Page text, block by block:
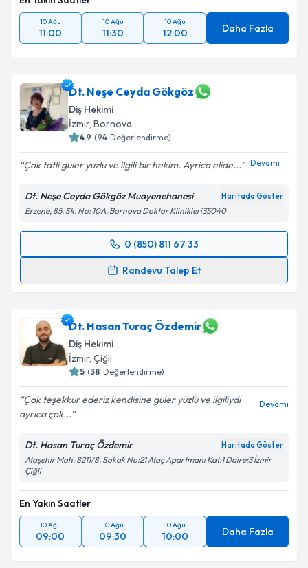
Takvim Talebini Gönder
10 Ağu
11:00
10 Ağu
11:30
10 Ağu
12:00 Daha Fazla
Dt. Neşe Ceyda Gökgöz
Diş Hekimi
İzmir, Bornova
4.9 (94 Değerlendirme)
Çok tatli guler yuzlu ve ilgili bir hekim. Ayrica elide... Devamı
Dt. Neşe Ceyda Gökgöz Muayenehanesi Haritada Göster
Erzene, 85. Sk. No: 10A, Bornova Doktor Klinikleri35040
0 (850) 811 67 33
Randevu Talep Et
Randevu Takvimi Talebi
takvim hazırlandığında e-posta ile bilgilendireceğiz.
E-posta Adresiniz
Kişisel verilerimin işlenmesine ilişkin
kapsamda işlenmesini kabul ediyorum.
Takvim Talebini Gönder
Dt. Hasan Turaç Özdemir
Diş Hekimi
İzmir, Çiğli
5 (38 Değerlendirme)
Çok teşekkür ederiz kendisine güler yüzlü ve ilgiliydi
ayrıca çok...
Devamı
Dt. Hasan Turaç Özdemir Haritada Göster
Ataşehir Mah. 8211/8. Sokak No:21 Ataç Apartmanı Kat:1 Daire:3 İzmir
Çiğli
En Yakın Saatler
10 Ağu
09:00
10 Ağu
09:30
10 Ağu
10:00 Daha Fazla